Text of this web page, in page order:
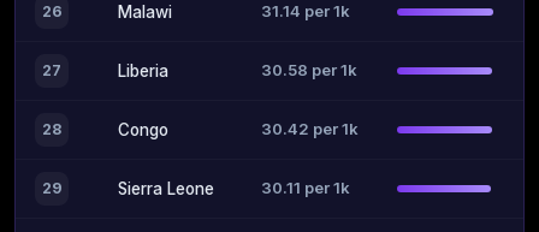
26 Malawi 31.14 per 1k
27 Liberia 30.58 per 1k
28 Congo 30.42 per 1k
29 Sierra Leone 30.11 per 1k